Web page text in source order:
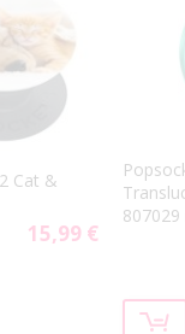
Cat &
15,99 €